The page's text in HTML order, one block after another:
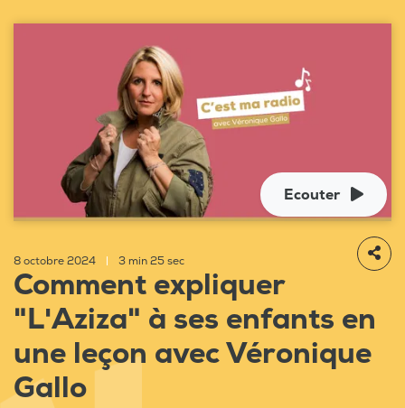
Ecouter
8 octobre 2024 3 min 25 sec
Comment expliquer
"L'Aziza" à ses enfants en
une leçon avec Véronique
Gallo